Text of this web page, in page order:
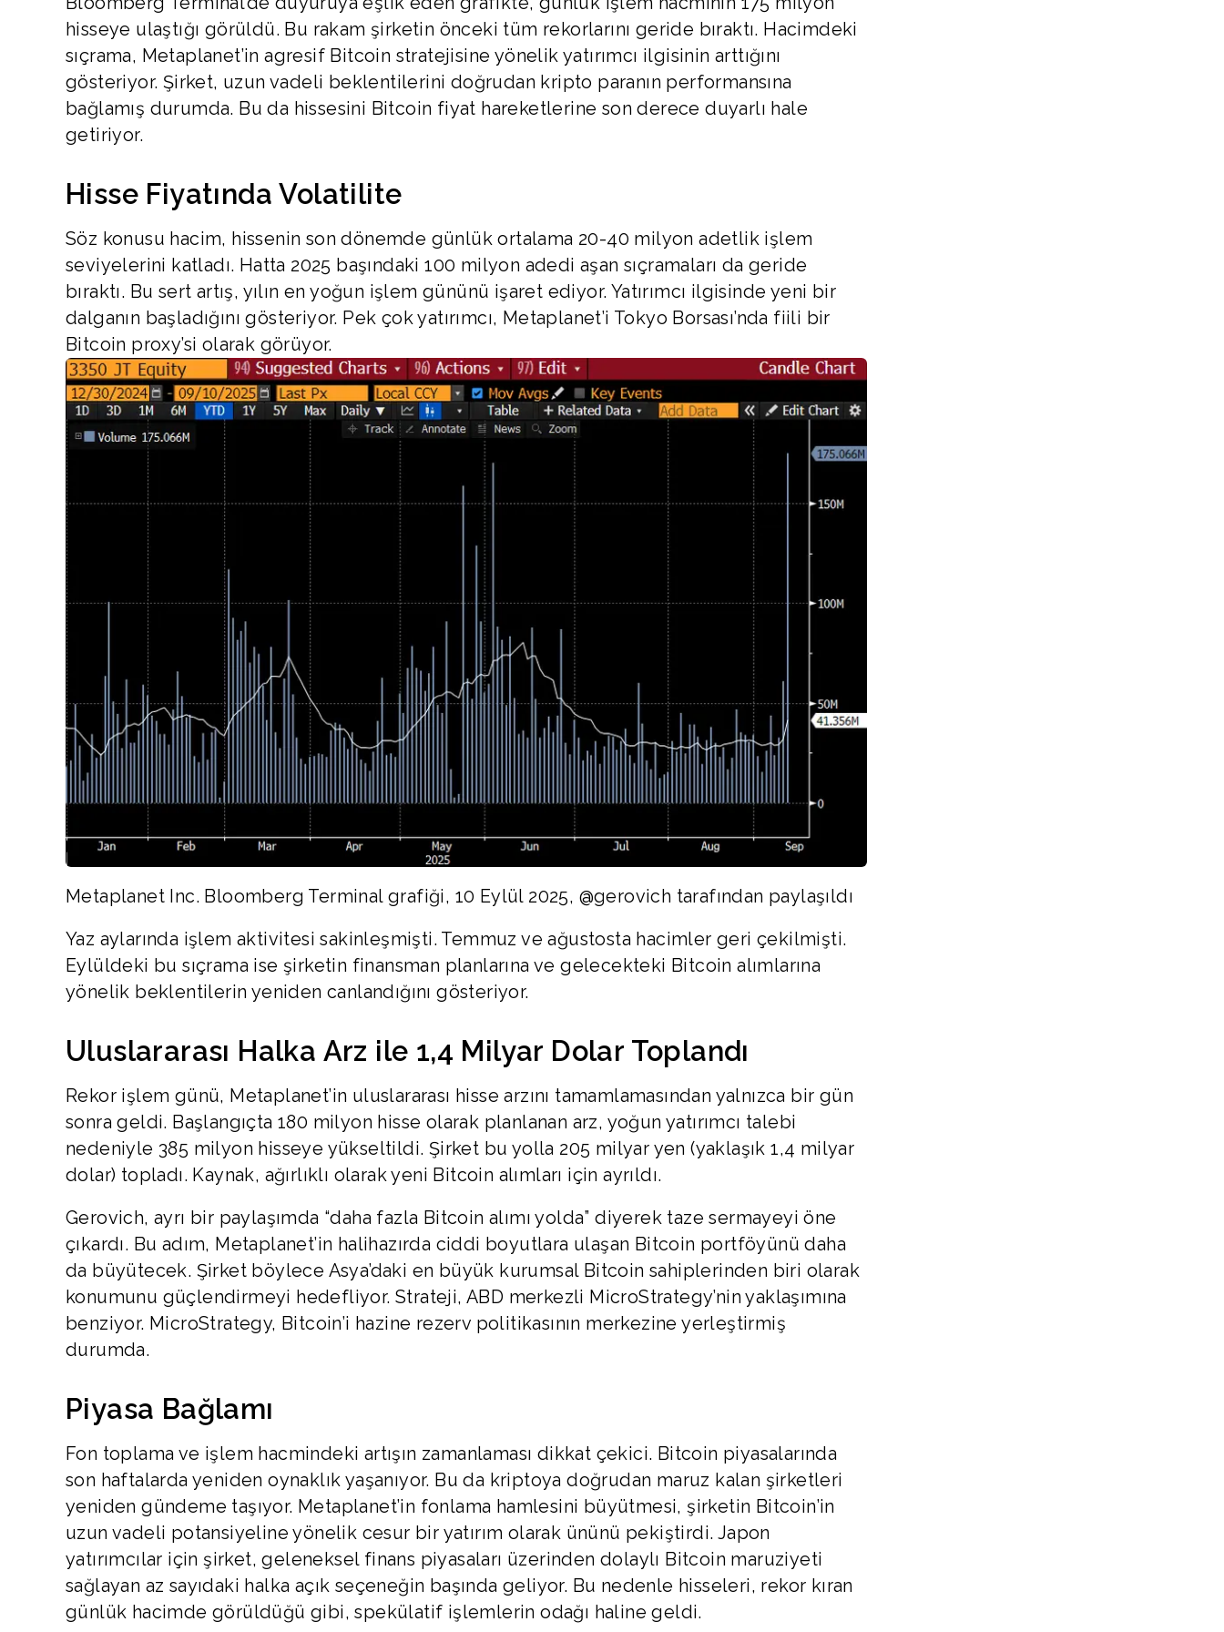
hisseye ulaştığı görüldü. Bu rakam şirketin önceki tüm rekorlarını geride bıraktı. Hacimdeki
sıçrama, Metaplanet’in agresif Bitcoin stratejisine yönelik yatırımcı ilgisinin arttığını
gösteriyor. Şirket, uzun vadeli beklentilerini doğrudan kripto paranın performansına
bağlamış durumda. Bu da hissesini Bitcoin fiyat hareketlerine son derece duyarlı hale
getiriyor.
Hisse Fiyatında Volatilite
Söz konusu hacim, hissenin son dönemde günlük ortalama 20-40 milyon adetlik işlem
seviyelerini katladı. Hatta 2025 başındaki 100 milyon adedi aşan sıçramaları da geride
bıraktı. Bu sert artış, yılın en yoğun işlem gününü işaret ediyor. Yatırımcı ilgisinde yeni bir
dalganın başladığını gösteriyor. Pek çok yatırımcı, Metaplanet’i Tokyo Borsası’nda fiili bir
Bitcoin proxy’si olarak görüyor.
Metaplanet Inc. Bloomberg Terminal grafiği, 10 Eylül 2025, @gerovich tarafından paylaşıldı
Yaz aylarında işlem aktivitesi sakinleşmişti. Temmuz ve ağustosta hacimler geri çekilmişti.
Eylüldeki bu sıçrama ise şirketin finansman planlarına ve gelecekteki Bitcoin alımlarına
yönelik beklentilerin yeniden canlandığını gösteriyor.
Uluslararası Halka Arz ile 1,4 Milyar Dolar Toplandı
Rekor işlem günü, Metaplanet’in uluslararası hisse arzını tamamlamasından yalnızca bir gün
sonra geldi. Başlangıçta 180 milyon hisse olarak planlanan arz, yoğun yatırımcı talebi
nedeniyle 385 milyon hisseye yükseltildi. Şirket bu yolla 205 milyar yen (yaklaşık 1,4 milyar
dolar) topladı. Kaynak, ağırlıklı olarak yeni Bitcoin alımları için ayrıldı.
Gerovich, ayrı bir paylaşımda “daha fazla Bitcoin alımı yolda” diyerek taze sermayeyi öne
çıkardı. Bu adım, Metaplanet’in halihazırda ciddi boyutlara ulaşan Bitcoin portföyünü daha
da büyütecek. Şirket böylece Asya’daki en büyük kurumsal Bitcoin sahiplerinden biri olarak
konumunu güçlendirmeyi hedefliyor. Strateji, ABD merkezli MicroStrategy’nin yaklaşımına
benziyor. MicroStrategy, Bitcoin’i hazine rezerv politikasının merkezine yerleştirmiş
durumda.
Piyasa Bağlamı
Fon toplama ve işlem hacmindeki artışın zamanlaması dikkat çekici. Bitcoin piyasalarında
son haftalarda yeniden oynaklık yaşanıyor. Bu da kriptoya doğrudan maruz kalan şirketleri
yeniden gündeme taşıyor. Metaplanet’in fonlama hamlesini büyütmesi, şirketin Bitcoin’in
uzun vadeli potansiyeline yönelik cesur bir yatırım olarak ününü pekiştirdi. Japon
yatırımcılar için şirket, geleneksel finans piyasaları üzerinden dolaylı Bitcoin maruziyeti
sağlayan az sayıdaki halka açık seçeneğin başında geliyor. Bu nedenle hisseleri, rekor kıran
günlük hacimde görüldüğü gibi, spekülatif işlemlerin odağı haline geldi.